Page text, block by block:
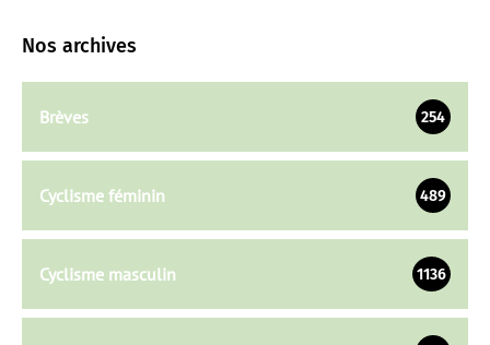
Nos archives
Brèves 254
Cyclisme féminin 489
Cyclisme masculin 1136